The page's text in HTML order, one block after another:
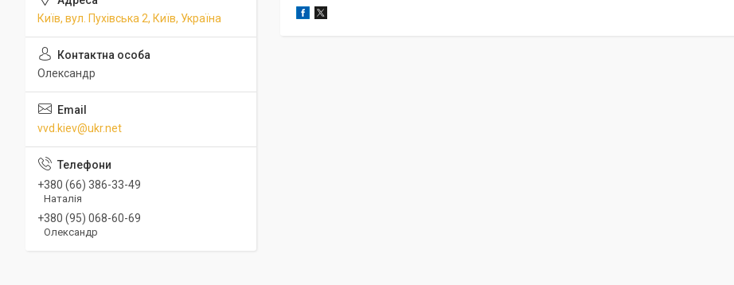
Київ, вул. Пухівська 2, Київ, Україна
Олександр
vvd.kiev@ukr.net
+380 (66) 386-33-49
Наталія
+380 (95) 068-60-69
Олександр